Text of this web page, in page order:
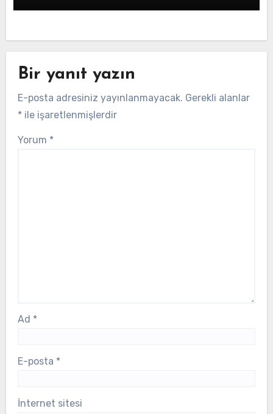
Bir yanıt yazın
E-posta adresiniz yayınlanmayacak. Gerekli alanlar
* ile işaretlenmişlerdir
Yorum *
Ad *
E-posta *
İnternet sitesi